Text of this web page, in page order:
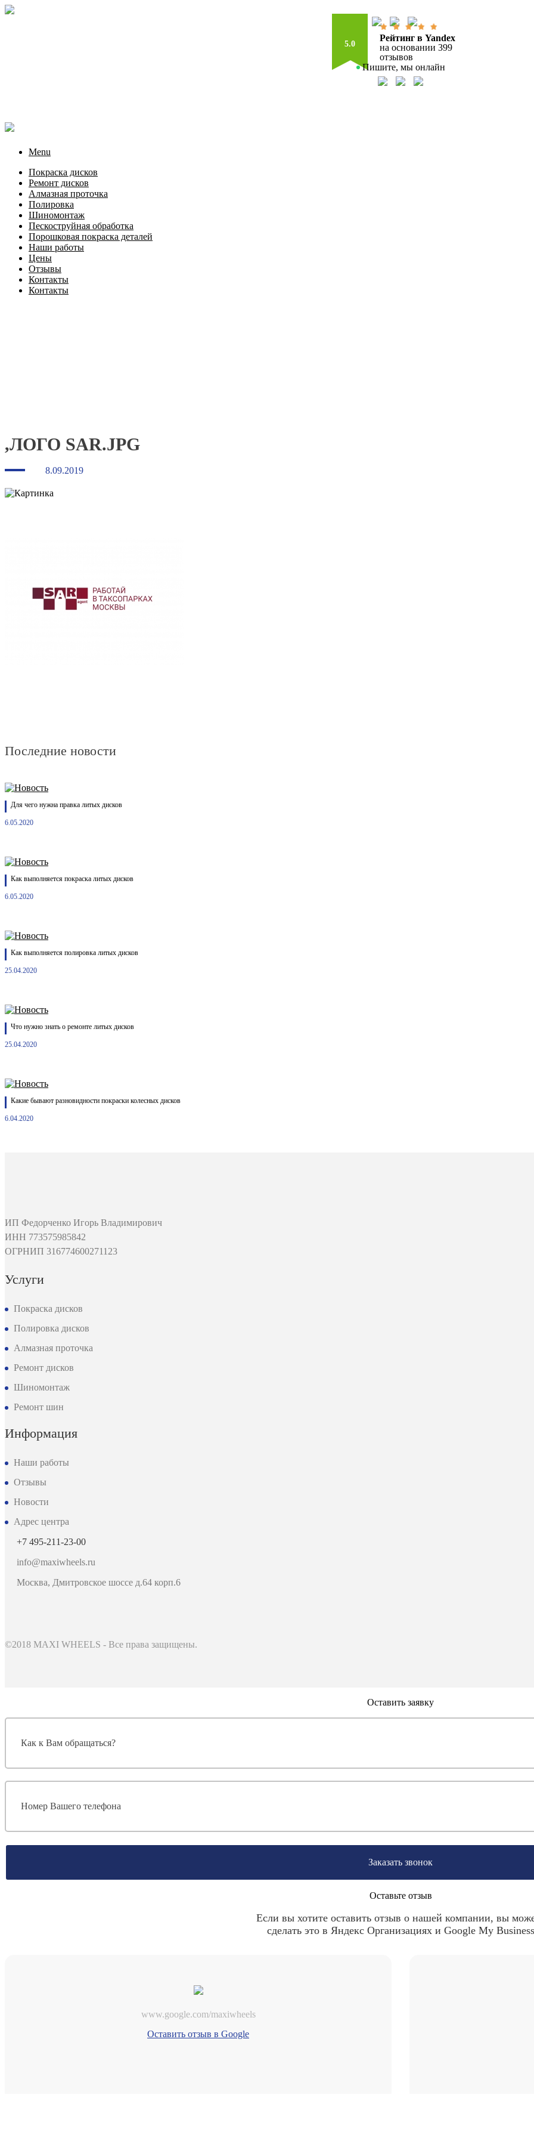
5.0
Рейтинг в Yandex
на основании 399
отзывов
Пишите, мы онлайн
Menu
Покраска дисков
Ремонт дисков
Алмазная проточка
Полировка
Шиномонтаж
Пескоструйная обработка
Порошковая покраска деталей
Наши работы
Цены
Отзывы
Контакты
Контакты
,ЛОГО SAR.JPG
8.09.2019
Последние новости
Для чего нужна правка литых дисков
6.05.2020
Как выполняется покраска литых дисков
6.05.2020
Как выполняется полировка литых дисков
25.04.2020
Что нужно знать о ремонте литых дисков
25.04.2020
Какие бывают разновидности покраски колесных дисков
6.04.2020
ИП Федорченко Игорь Владимирович
ИНН 773575985842
ОГРНИП 316774600271123
Услуги
Покраска дисков
Полировка дисков
Алмазная проточка
Ремонт дисков
Шиномонтаж
Ремонт шин
Информация
Наши работы
Отзывы
Новости
Адрес центра
+7 495-211-23-00
info@maxiwheels.ru
Москва, Дмитровское шоссе д.64 корп.6
©2018 MAXI WHEELS - Все права защищены.
Оставить заявку
Заказать звонок
Оставьте отзыв
Если вы хотите оставить отзыв о нашей компании, вы
сделать это в Яндекс Организациях и Google My Business
www.google.com/maxiwheels
Оставить отзыв в Google